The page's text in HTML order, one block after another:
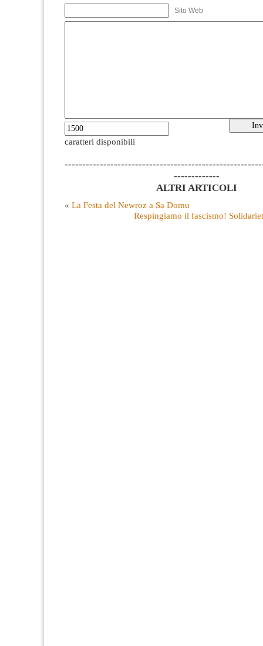
Sito Web
caratteri disponibili
-------------
ALTRI ARTICOLI
« La Festa del Newroz a Sa Domu
Respingiamo il fascismo!